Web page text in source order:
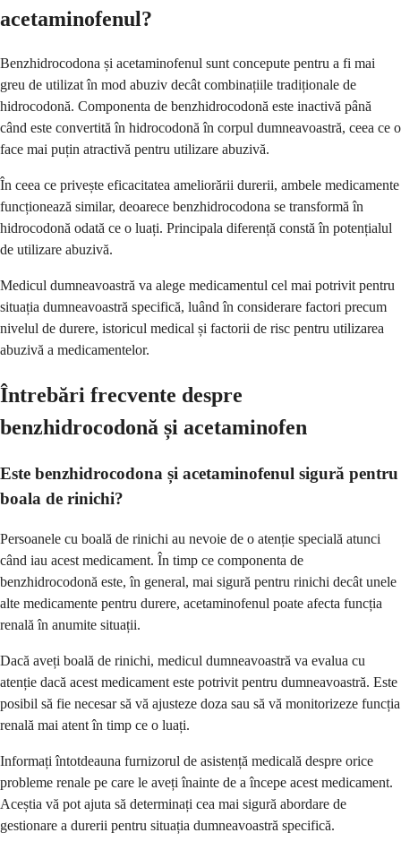
acetaminofenul?
Benzhidrocodona și acetaminofenul sunt concepute pentru a fi mai
greu de utilizat în mod abuziv decât combinațiile tradiționale de
hidrocodonă. Componenta de benzhidrocodonă este inactivă până
când este convertită în hidrocodonă în corpul dumneavoastră, ceea ce o
face mai puțin atractivă pentru utilizare abuzivă.
În ceea ce privește eficacitatea ameliorării durerii, ambele medicamente
funcționează similar, deoarece benzhidrocodona se transformă în
hidrocodonă odată ce o luați. Principala diferență constă în potențialul
de utilizare abuzivă.
Medicul dumneavoastră va alege medicamentul cel mai potrivit pentru
situația dumneavoastră specifică, luând în considerare factori precum
nivelul de durere, istoricul medical și factorii de risc pentru utilizarea
abuzivă a medicamentelor.
Întrebări frecvente despre
benzhidrocodonă și acetaminofen
Este benzhidrocodona și acetaminofenul sigură pentru
boala de rinichi?
Persoanele cu boală de rinichi au nevoie de o atenție specială atunci
când iau acest medicament. În timp ce componenta de
benzhidrocodonă este, în general, mai sigură pentru rinichi decât unele
alte medicamente pentru durere, acetaminofenul poate afecta funcția
renală în anumite situații.
Dacă aveți boală de rinichi, medicul dumneavoastră va evalua cu
atenție dacă acest medicament este potrivit pentru dumneavoastră. Este
posibil să fie necesar să vă ajusteze doza sau să vă monitorizeze funcția
renală mai atent în timp ce o luați.
Informați întotdeauna furnizorul de asistență medicală despre orice
probleme renale pe care le aveți înainte de a începe acest medicament.
Aceștia vă pot ajuta să determinați cea mai sigură abordare de
gestionare a durerii pentru situația dumneavoastră specifică.